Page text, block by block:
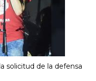
solicitud de la defensa